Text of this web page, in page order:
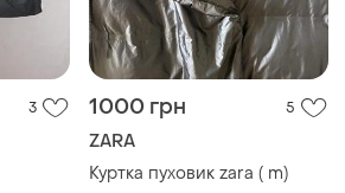
3 1000 грн 5
ZARA
Куртка пуховик zara ( m)